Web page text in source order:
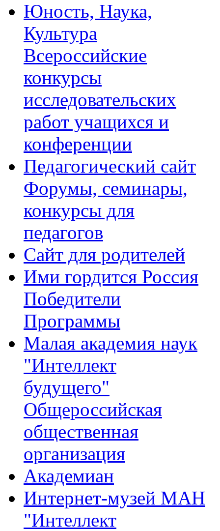
Юность, Наука,
Культура
Всероссийские
конкурсы
исследовательских
работ учащихся и
конференции
Педагогический сайт
Форумы, семинары,
конкурсы для
педагогов
Сайт для родителей
Ими гордится Россия
Победители
Программы
Малая академия наук
"Интеллект
будущего"
Общероссийская
общественная
организация
Академиан
Интернет-музей МАН
"Интеллект